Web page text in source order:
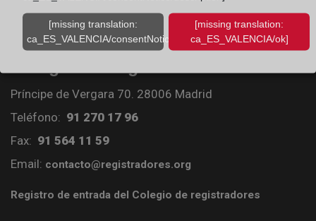
Príncipe de Vergara 70. 28006 Madrid
Teléfono: 91 270 17 96
Fax: 91 564 11 59
Email: contacto@registradores.org
Registro de entrada del Colegio de registradores
[missing translation:
ca_ES_VALENCIA/consentNotice/learnMore]
[missing translation:
ca_ES_VALENCIA/ok]